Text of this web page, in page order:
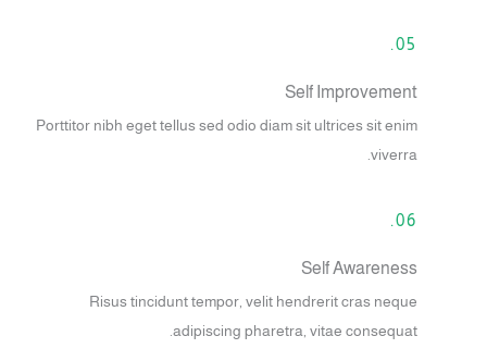
05.
Self Improvement
Porttitor nibh eget tellus sed odio diam sit ultrices sit enim
viverra.
06.
Self Awareness
Risus tincidunt tempor, velit hendrerit cras neque
adipiscing pharetra, vitae consequat.